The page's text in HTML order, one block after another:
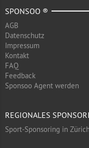
SPONSOO ®
AGB
Datenschutz
Impressum
Kontakt
FAQ
Feedback
Sponsoo Agent werden
REGIONALES
Sport-Sponsoring in Zürich